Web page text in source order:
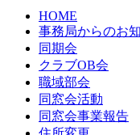
HOME
事務局からのお
同期会
クラブOB会
職域部会
同窓会活動
同窓会事業報告